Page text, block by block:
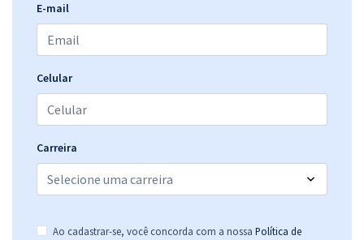
E-mail
Celular
Carreira
Ao cadastrar-se, você concorda com a nossa Política de